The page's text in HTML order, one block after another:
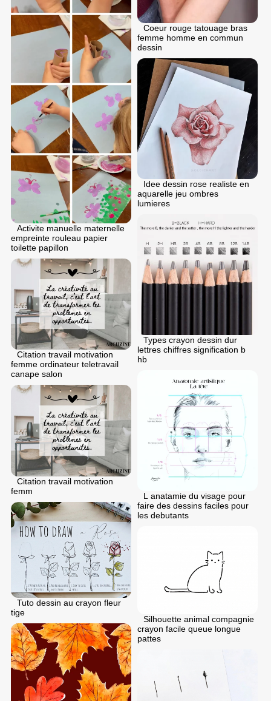
Coeur rouge tatouage bras
femme homme en commun
dessin
Activite manuelle maternelle
empreinte rouleau papier
toilette papillon
Idee dessin rose realiste en
aquarelle jeu ombres
lumieres
Types crayon dessin dur
lettres chiffres signification b
hb
Citation travail motivation
femme ordinateur teletravail
canape salon
L anatamie du visage pour
faire des dessins faciles pour
les debutants
Citation travail motivation
femm
Tuto dessin au crayon fleur
tige
Silhouette animal compagnie
crayon facile queue longue
pattes